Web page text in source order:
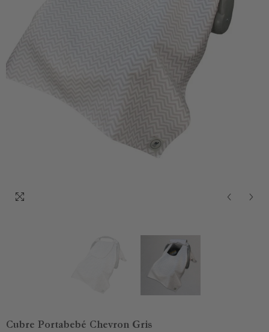
Cubre Portabebé Chevron Gris